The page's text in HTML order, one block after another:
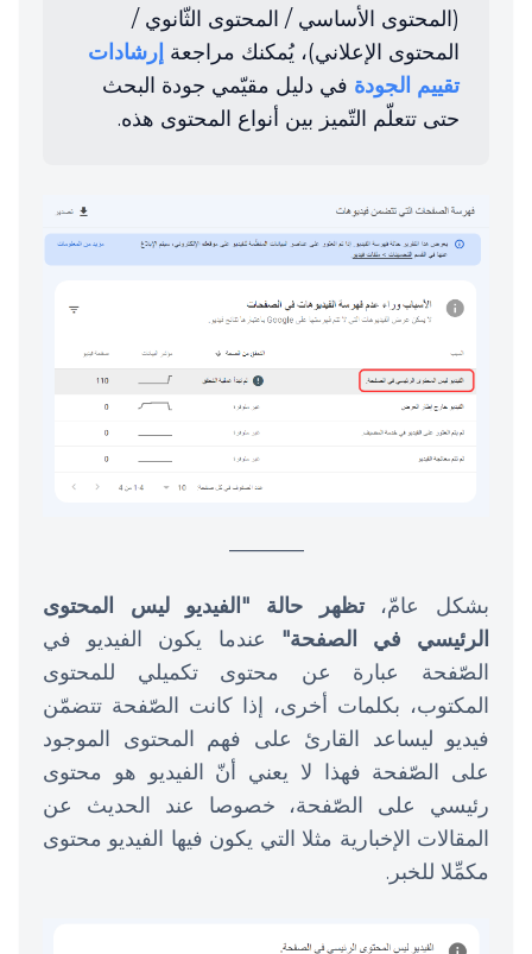
(المحتوى الأساسي / المحتوى الثّانوي /
المحتوى الإعلاني)، يُمكنك مراجعة إرشادات
تقييم الجودة في دليل مقيّمي جودة البحث
حتى تتعلّم التّميز بين أنواع المحتوى هذه.
بشكل عامّ،تظهر حالة "الفيديو ليس المحتوى
الرئيسي في الصفحة" عندما يكون الفيديو في
الصّفحة عبارة عن محتوى تكميلي للمحتوى
المكتوب، بكلمات أخرى، إذا كانت الصّفحة تتضمّن
فيديو ليساعد القارئ على فهم المحتوى الموجود
على الصّفحة فهذا لا يعني أنّ الفيديو هو محتوى
رئيسي على الصّفحة، خصوصا عند الحديث عن
المقالات الإخبارية مثلا التي يكون فيها الفيديو محتوى
مكمِّلا للخبر.